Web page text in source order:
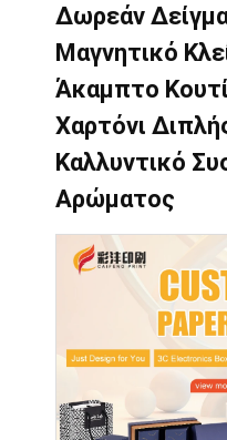
Δωρεάν
Μαγνητικό
Άκαμπτο
Χαρτόνι
Καλλυντικό
Αρώματος